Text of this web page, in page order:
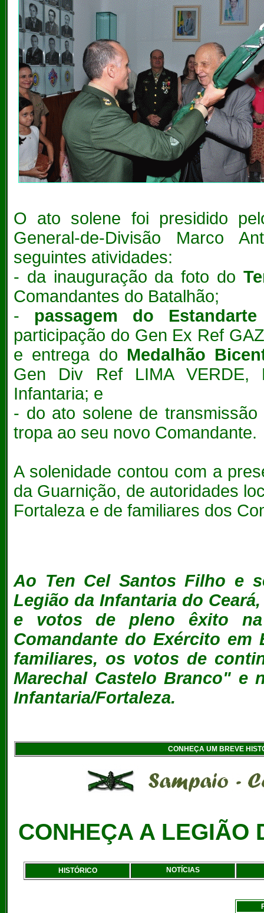
O ato solene foi presidido
General-de-Divisão Marco
seguintes atividades:
- da inauguração da foto do
Comandantes do Batalhão;
- passagem do
participação do Gen Ex Ref
e entrega do Medalhão
Gen Div Ref LIMA VERDE,
Infantaria; e
- do ato solene de
tropa ao seu novo Comandante.
A solenidade contou com a
da Guarnição, de autoridades
Fortaleza e de familiares dos
Ao Ten Cel Santos Filho e
Legião da Infantaria do
e votos de pleno êxito
Comandante do Exército em
familiares, os votos de
Marechal Castelo Branco" e
Infantaria/Fortaleza.
CONHEÇA UM BREVE
CONHEÇA A LEGIÃO
HISTÓRICO NOTÍCIAS